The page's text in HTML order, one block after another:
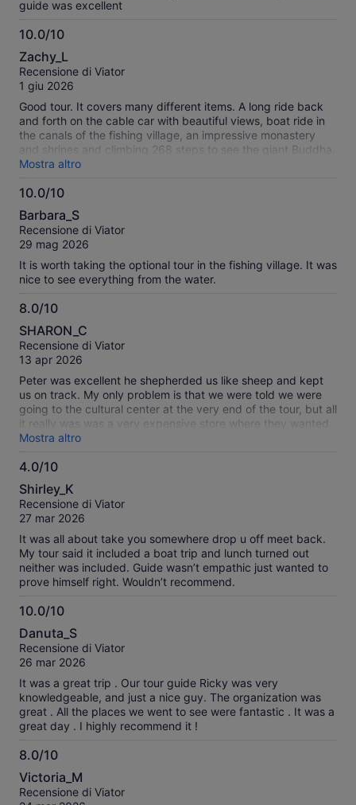
guide was excellent
10.0/10
10.0
su
10
Zachy_L
Recensione di Viator
1 giu 2026
Good tour. It covers many different items. A long ride back
and forth on the cable car with beautiful views, boat ride in
the canals of the fishing village, an impressive monastery
and shrines and climbing 268 steps to see the giant Buddha.
A long hot day, but really worth the effort. Highly
recommend.
Mostra altro
10.0/10
10.0
su
10
Barbara_S
Recensione di Viator
29 mag 2026
It is worth taking the optional tour in the fishing village. It was
nice to see everything from the water.
8.0/10
8.0
su
10
SHARON_C
Recensione di Viator
13 apr 2026
Peter was excellent he shepherded us like sheep and kept
us on track. My only problem is that we were told we were
going to the cultural center at the very end of the tour, but all
it really was was a very expensive store where they wanted
us to buy very expensive jewelry
Mostra altro
4.0/10
4.0
su
10
Shirley_K
Recensione di Viator
27 mar 2026
It was all about take you somewhere drop u off meet back.
My tour said it included a boat trip and lunch turned out
neither was included. Guide wasn’t empathic just wanted to
prove himself right. Wouldn’t recommend.
10.0/10
10.0
su
10
Danuta_S
Recensione di Viator
26 mar 2026
It was a great trip . Our tour guide Ricky was very
knowledgeable, and just a nice guy. The organization was
great . All the places we went to see were fantastic . It was a
great day . I highly recommend it !
8.0/10
8.0
su
Victoria_M
Recensione di Viator